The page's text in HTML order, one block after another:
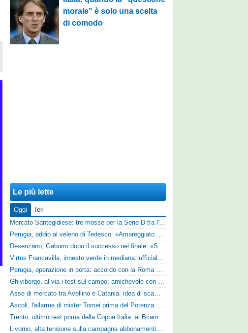
morale" è solo una scelta
di comodo
Le più lette
Oggi
Ieri
Mercato Santegidiese: tre mosse per la Serie D tra l'ingaggio di Diakhate e due rinnovi chiave
Perugia, addio al veleno di Tedesco: «Amareggiato dalle parole di Alessandro Gaucci, mi hanno ferito umanamente»
Desenzano, Gaburro dopo il successo nel finale: «Sapevamo che avremmo sofferto, ma si è vista la voglia di vincere»
Virtus Francavilla, innesto verde in mediana: ufficiale l'arrivo del classe 2008 Gianluca Ajello
Perugia, operazione in porta: accordo con la Roma per il talento Zelezny
Ghiviborgo, al via i test sul campo: amichevole con il Fratres Perignano e sguardo al nuovo girone E
Asse di mercato tra Avellino e Catania: idea di scambio tra Cosimo Patierno e Kaleb Jimenez
Ascoli, l'allarme di mister Tomei prima del Potenza: «Mettiamoci l'elmetto, l'obiettivo è la salvezza e non dobbiamo vendere fumo!»
Trento, ultimo test prima della Coppa Italia: al Briamasco arriva il triangolare con Südtirol e Campodarsego
Livorno, alta tensione sulla campagna abbonamenti: la stoccata della Curva Nord alla società